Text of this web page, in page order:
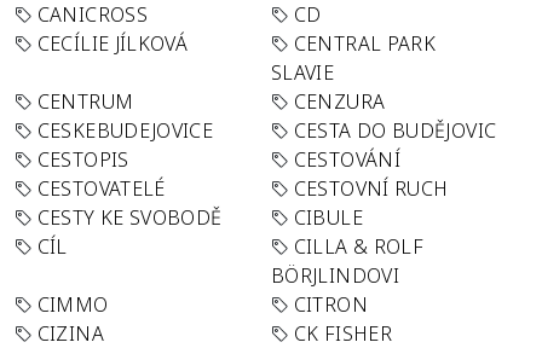
CANICROSS
CD
CECÍLIE JÍLKOVÁ
CENTRAL PARK
SLAVIE
CENTRUM
CENZURA
CESKEBUDEJOVICE
CESTA DO BUDĚJOVIC
CESTOPIS
CESTOVÁNÍ
CESTOVATELÉ
CESTOVNÍ RUCH
CESTY KE SVOBODĚ
CIBULE
CÍL
CILLA & ROLF
BÖRJLINDOVI
CIMMO
CITRON
CIZINA
CK FISHER